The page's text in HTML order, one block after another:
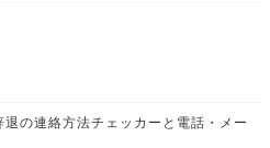
の連絡方法チェッカーと電話・メー